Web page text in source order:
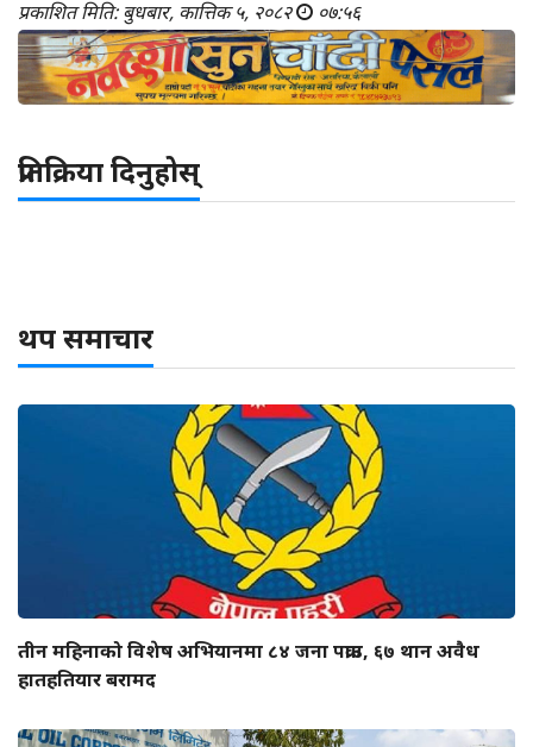
प्रकाशित मिति: बुधबार, कात्तिक ५, २०८२ ०७:५६
प्रतिक्रिया दिनुहोस्
थप समाचार
तीन महिनाको विशेष अभियानमा ८४ जना पक्राउ, ६७ थान अवैध
हातहतियार बरामद